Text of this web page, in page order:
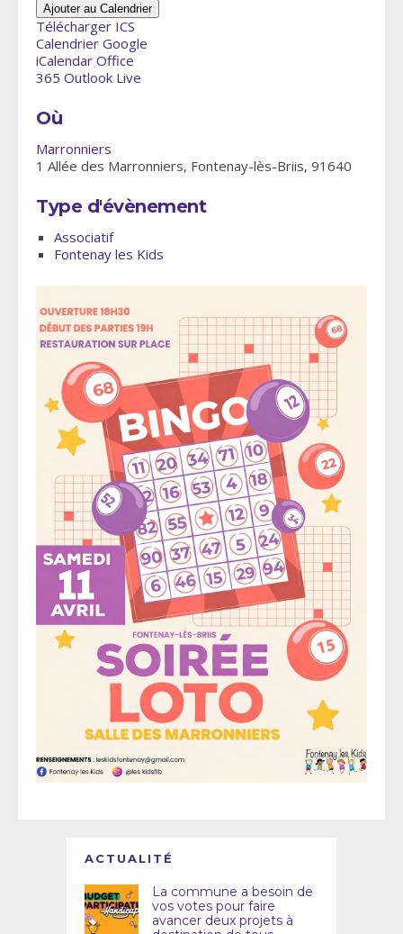
Ajouter au Calendrier
Télécharger ICS
Calendrier Google
iCalendar Office
365 Outlook Live
Où
Marronniers
1 Allée des Marronniers, Fontenay-lès-Briis, 91640
Type d'évènement
Associatif
Fontenay les Kids
ACTUALITÉ
La commune a besoin de
vos votes pour faire
avancer deux projets à